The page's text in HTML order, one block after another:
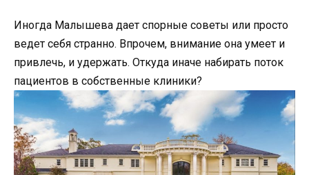
Иногда Малышева дает спорные советы или просто
ведет себя странно. Впрочем, внимание она умеет и
привлечь, и удержать. Откуда иначе набирать поток
пациентов в собственные клиники?